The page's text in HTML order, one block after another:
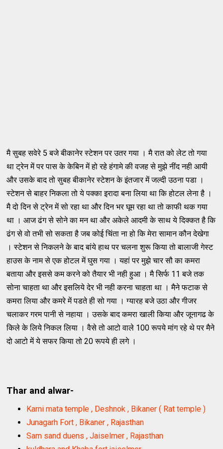
मै सुबह सवेरे 5 बजे बीकानेर स्टेशन पर उतर गया । मै रात को लेट तो गया
था ट्रेन में पर पास के केबिन में हो रहे हंगामे की वजह से मुझे नींद नही आयी
और उसके बाद तो सुबह बीकानेर स्टेशन के इंतजार में जल्दी उठना पडा ।
स्टेशन से बाहर निकला तो ये पक्का इरादा बना लिया था कि होटल लेना है ।
मै दो दिन से ट्रेन में सो रहा था और दिन भर घूम रहा था तो काफी थक गया
था । आज ढंग से सोने का मन था और अकेले आदमी के साथ ये दिक्कत है कि
ढंग से वो तभी सो सकता है जब कोई चिंता ना हो कि मेरा सामान कौन देखेगा
। स्टेशन से निकलने के बाद बांये हाथ पर चलना शुरू किया तो बालाजी गेस्ट
हाउस के नाम से एक होटल में घुस गया । यहां पर मुझे चार सौ का कमरा
बताया और इससे कम करने को तैयार भी नही हुआ । मै सिर्फ 11 बजे तक
सोना चाहता था और इसलिये देर भी नही करना चाहता था । मैने फटाक से
कमरा लिया और कमरे में पडते ही सो गया । ग्यारह बजे उठा और गीजर
चलाकर गरम पानी से नहाया । उसके बाद कमरा खाली किया और जूनागढ के
किले के लिये निकल लिया । वैसे तो आटो वाले 100 रूपये मांग रहे थे पर मैने
दो आटो में ये सफर किया तो 20 रूपये ही लगे ।
Thar and alwar-
Karni mata temple , Deshnok , Bikaner ( Rat temple )
Junagarh Fort , Bikaner , Rajasthan
Sam sand duens , Jaiselmer , Rajasthan